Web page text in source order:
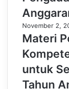
November 2,
Materi
untuk
Tahun